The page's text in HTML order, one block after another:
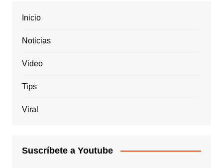
Inicio
Noticias
Video
Tips
Viral
Suscríbete a Youtube